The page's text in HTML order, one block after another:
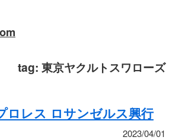
tag: 東京ヤクルトスワローズ
ロレス ロサンゼルス興行
2023/04/01